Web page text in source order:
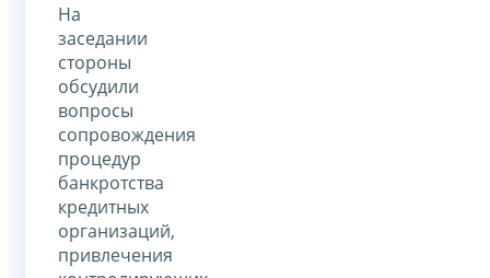
На
заседании
стороны
обсудили
вопросы
сопровождения
процедур
банкротства
кредитных
организаций,
привлечения